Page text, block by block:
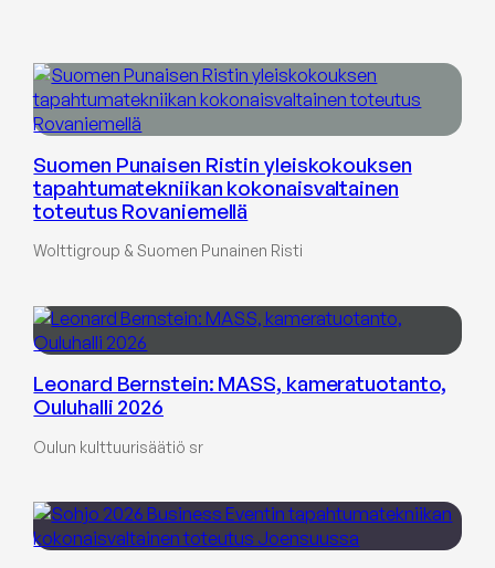
Suomen Punaisen Ristin yleiskokouksen
tapahtumatekniikan kokonaisvaltainen
toteutus Rovaniemellä
Wolttigroup & Suomen Punainen Risti
Leonard Bernstein: MASS, kameratuotanto,
Ouluhalli 2026
Oulun kulttuurisäätiö sr